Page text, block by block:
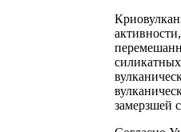
замерзшей